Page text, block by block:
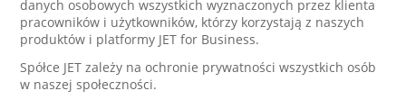
danych osobowych wszystkich wyznaczonych przez klienta
pracowników i użytkowników, którzy korzystają z naszych
produktów i platformy JET for Business.
Spółce JET zależy na ochronie prywatności wszystkich osób
w naszej społeczności.